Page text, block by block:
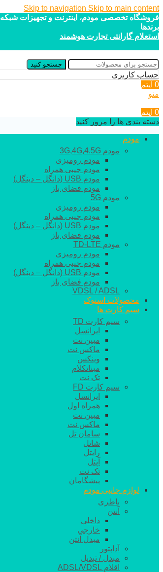
Skip to navigation Skip to main content
فروشگاه تخصصی مودم، اینترنت و تجهیزات شبکه
برندها
استعلام گارانتی تجارت هوشمند
جستجو کنید
حساب کاربری
0 آیتم
منو
0 آیتم
دسته بندی ها را مرور کنید
مودم
مودم 3G,4G,4.5G
مودم رومیزی
مودم جیبی همراه
مودم USB (دانگل – دینگل)
مودم فضای باز
مودم 5G
مودم رومیزی
مودم جیبی همراه
مودم USB (دانگل – دینگل)
مودم فضای باز
مودم TD-LTE
مودم رومیزی
مودم جیبی همراه
مودم USB (دانگل – دینگل)
مودم فضای باز
VDSL / ADSL
محصولات استوک
سیم کارت ها
سیم کارت TD
ایرانسل
مبین نت
ماکس نت
وینکس
مبناتکلام
تک نت
سیم کارت FD
ایرانسل
همراه اول
مبین نت
ماکس نت
سامان تل
شاتل
رایتل
آپتل
تک نت
پیشگامان
لوازم جانبی مودم
باطری
آنتن
داخلی
خارجی
مبدل آنتن
آداپتور
مبدل / تبدیل
اقلام ADSL/VDSL